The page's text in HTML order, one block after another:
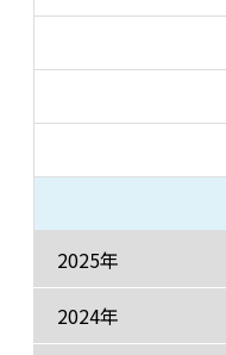
2025年
2024年